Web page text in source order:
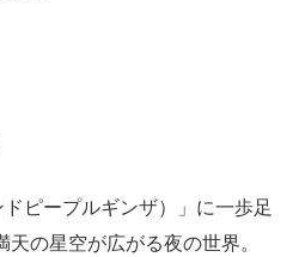
ドピープルギンザ）」に一歩足
の星空が広がる夜の世界。